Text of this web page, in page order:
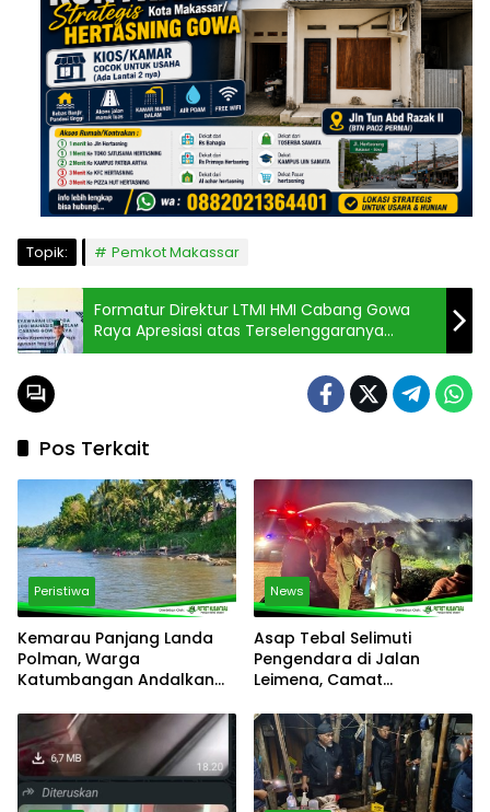
Topik: Pemkot Makassar
Formatur Direktur LTMI HMI Cabang Gowa
Raya Apresiasi atas Terselenggaranya
Pilkada Serentak 2024
Pos Terkait
Peristiwa
Kemarau Panjang Landa
Polman, Warga
Katumbangan Andalkan
Konsumsi
News
Asap Tebal Selimuti
Pengendara di Jalan
Leimena, Camat
Respons Aduan Warga